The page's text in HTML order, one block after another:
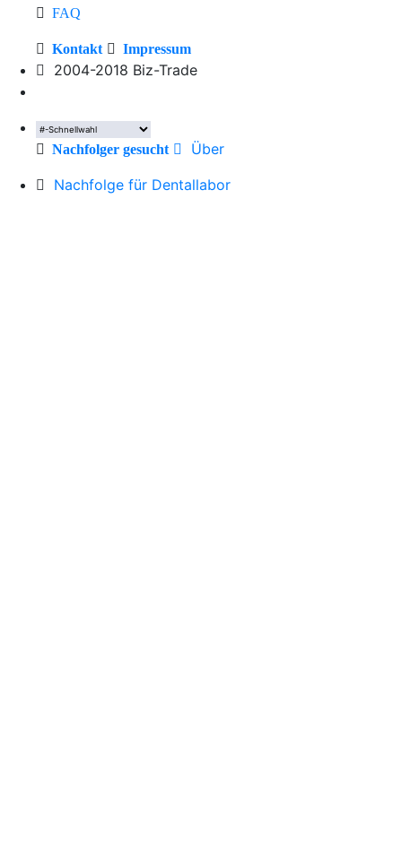
FAQ
Kontakt Impressum
2004-2018 Biz-Trade
Nachfolger gesucht
Über
Nachfolge für Dentallabor